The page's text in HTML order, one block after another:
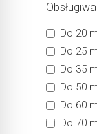
Do 20
Do 25
Do 35
Do 50
Do 60
Do 70